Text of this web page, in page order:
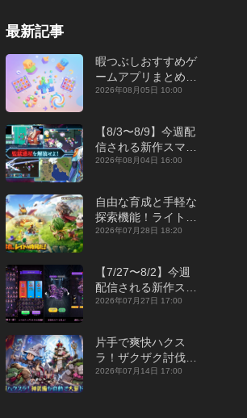
最新記事
暇つぶしおすすめゲ
ームアプリまとめ｜
オフライン対応あり
2026年08月05日 10:00
【8/3〜8/9】今週配
信される新作スマホ
ゲームをまとめてお
2026年08月04日 16:00
自由な育成と手軽な
探索機能！ライトカ
ジュアルMMORPG
P】
2026年07月28日 18:20
【7/27〜8/2】今週
配信される新作スマ
ホゲームをまとめて
2026年07月27日 17:00
片手で爽快ハクス
ラ！ザクザク討伐し
て神装備を集める放
2026年07月14日 17:00